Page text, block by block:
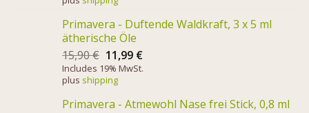
Primavera - Duftende Waldkraft, 3 x 5 ml
ätherische Öle
15,90€ 11,99 €
Includes 19% MwSt.
plus shipping
Primavera - Atmewohl Nase frei Stick, 0,8 ml